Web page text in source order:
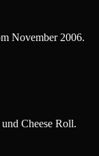
November 2006.
Cheese Roll.